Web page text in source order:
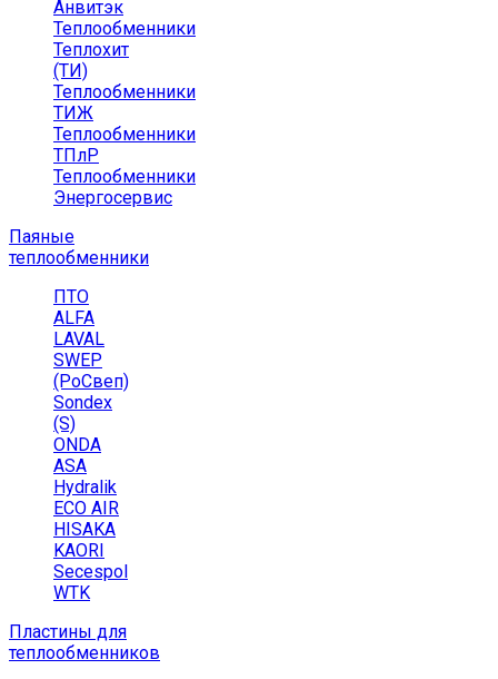
Анвитэк
Теплообменники
Теплохит
(ТИ)
Теплообменники
ТИЖ
Теплообменники
ТПлР
Теплообменники
Энергосервис
Паяные
теплообменники
ПТО
ALFA
LAVAL
SWEP
(РоСвеп)
Sondex
(S)
ONDA
ASA
Hydralik
ECO AIR
HISAKA
KAORI
Secespol
WTK
Пластины для
теплообменников